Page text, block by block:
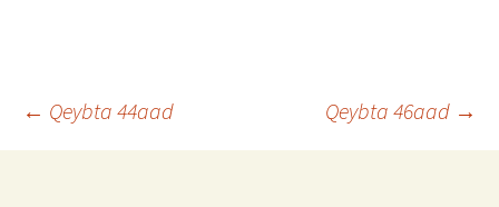
Post
← Qeybta 44aad Qeybta 46aad →